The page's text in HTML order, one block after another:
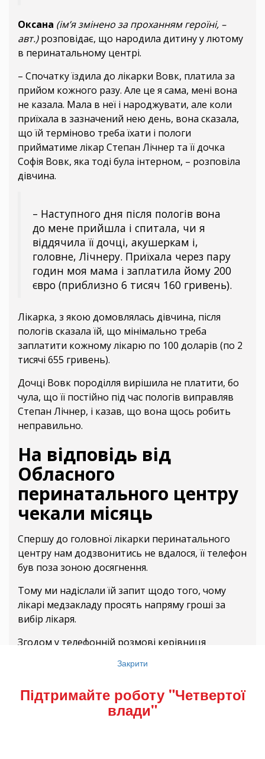
Оксана (ім’я змінено за проханням героїні, –
авт.)розповідає, що народила дитину у лютому
в перинатальному центрі.
– Спочатку їздила до лікарки Вовк, платила за
прийом кожного разу. Але це я сама, мені вона
не казала. Мала в неї і народжувати, але коли
приїхала в зазначений нею день, вона сказала,
що їй терміново треба їхати і пологи
прийматиме лікар Степан Лічнер та її дочка
Софія Вовк, яка тоді була інтерном, – розповіла
дівчина.
– Наступного дня після пологів вона
до мене прийшла і спитала, чи я
віддячила її дочці, акушеркам і,
головне, Лічнеру. Приїхала через пару
годин моя мама і заплатила йому 200
євро (приблизно 6 тисяч 160 гривень).
Лікарка, з якою домовлялась дівчина, після
пологів сказала їй, що мінімально треба
заплатити кожному лікарю по 100 доларів (по 2
тисячі 655 гривень).
Дочці Вовк породілля вирішила не платити, бо
чула, що її постійно під час пологів виправляв
Степан Лічнер, і казав, що вона щось робить
неправильно.
На відповідь від
Обласного
перинатального центру
чекали місяць
Спершу до головної лікарки перинатального
центру нам додзвонитись не вдалося, її телефон
був поза зоною досягнення.
Тому ми надіслали їй запит щодо того, чому
лікарі медзакладу просять напряму гроші за
вибір лікаря.
Згодом у телефонній розмові керівниця
на запит надішле, але «зараз говорити не
Ми чекали на відповідь протягом місяця, проте
так її і не отримали. Знову подзвонили
Закрити
Підтримайте роботу "Четвертої
влади"